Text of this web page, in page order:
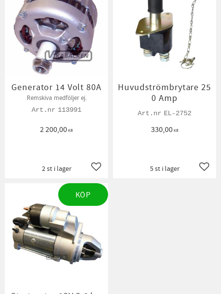
Generator 14 Volt 80A
Remskiva medföljer ej.
113991
2 200,00KR
Lägg till i favoriter
2 st i lager
Huvudströmbrytare 25
0 Amp
EL-2752
330,00KR
5 st i lager
KÖP